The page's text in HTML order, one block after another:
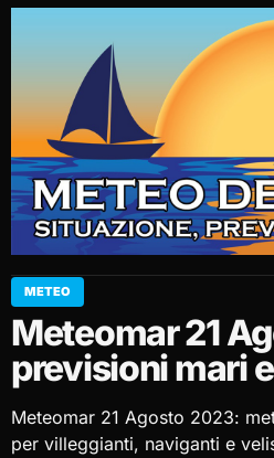
METEO
Meteomar 21
previsioni mari
Meteomar 21 Agosto 2023:
per villeggianti, naviganti e